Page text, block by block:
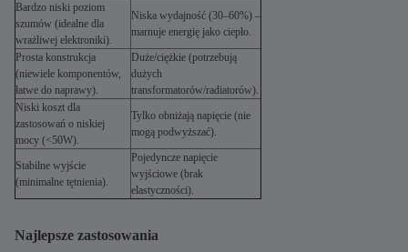
Bardzo niski poziom
szumów (idealne dla
wrażliwej elektroniki).
Niska wydajność (30–60%) –
marnuje energię jako ciepło.
Prosta konstrukcja
(niewiele komponentów,
łatwe do naprawy).
Duże/ciężkie (potrzebują
dużych
transformatorów/radiatorów).
Niski koszt dla
zastosowań o niskiej
mocy (<50W).
Tylko obniżają napięcie (nie
mogą podwyższać).
Stabilne wyjście
(minimalne tętnienia).
Pojedyncze napięcie
wyjściowe (brak
elastyczności).
Najlepsze zastosowania